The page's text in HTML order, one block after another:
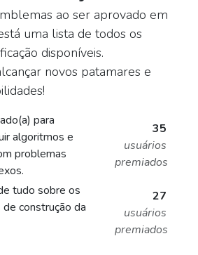
ao ser aprovado em
uma lista de todos os
disponíveis.
novos patamares e
para
algoritmos e
problemas
35
usuários
premiados
tudo sobre os
construção da
27
usuários
premiados